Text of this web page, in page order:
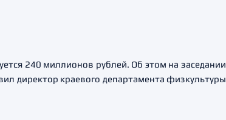
240 миллионов рублей. Об этом на заседании
директор краевого департамента физкультуры